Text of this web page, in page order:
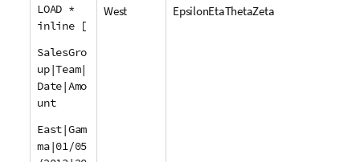
LOAD *
inline [
SalesGro
up|Team|
Date|Amo
unt
East|Gam
ma|01/05
West
EpsilonEtaThetaZeta